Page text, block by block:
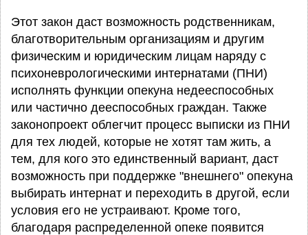
Этот закон даст возможность родственникам,
благотворительным организациям и другим
физическим и юридическим лицам наряду с
психоневрологическими интернатами (ПНИ)
исполнять функции опекуна недееспособных
или частично дееспособных граждан. Также
законопроект облегчит процесс выписки из ПНИ
для тех людей, которые не хотят там жить, а
тем, для кого это единственный вариант, даст
возможность при поддержке "внешнего" опекуна
выбирать интернат и переходить в другой, если
условия его не устраивают. Кроме того,
благодаря распределенной опеке появится